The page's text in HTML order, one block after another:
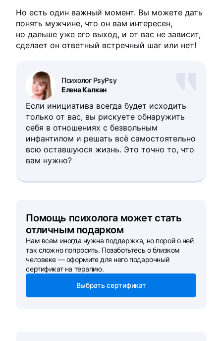
Но есть один важный момент. Вы можете дать
понять мужчине, что он вам интересен,
но дальше уже его выход, и от вас не зависит,
сделает он ответный встречный шаг или нет!
Елена Калкан
Психолог PsyPsy
Если инициатива всегда будет исходить
только от вас, вы рискуете обнаружить
себя в отношениях с безвольным
инфантилом и решать всё самостоятельно
всю оставшуюся жизнь. Это точно то, что
вам нужно?
Помощь психолога может стать
отличным подарком
Нам всем иногда нужна поддержка, но порой о ней
так сложно попросить. Позаботьтесь о близком
человеке — оформите для него подарочный
сертификат на терапию.
Выбрать сертификат